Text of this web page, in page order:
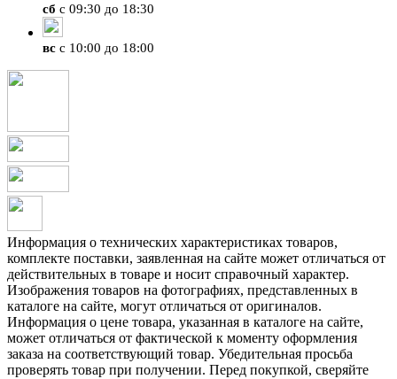
сб с 09:30 до 18:30
вс с 10:00 до 18:00
Информация о технических характеристиках товаров,
комплекте поставки, заявленная на сайте может отличаться от
действительных в товаре и носит справочный характер.
Изображения товаров на фотографиях, представленных в
каталоге на сайте, могут отличаться от оригиналов.
Информация о цене товара, указанная в каталоге на сайте,
может отличаться от фактической к моменту оформления
заказа на соответствующий товар. Убедительная просьба
проверять товар при получении. Перед покупкой, сверяйте